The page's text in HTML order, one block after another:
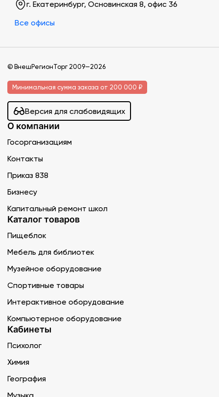
г. Екатеринбург, Основинская 8, офис 36
Все офисы
© ВнешРегионТорг 2009—2026
Минимальная сумма заказа от 200 000 ₽
Версия для слабовидящих
О компании
Госорганизациям
Контакты
Приказ 838
Бизнесу
Капитальный ремонт школ
Каталог товаров
Пищеблок
Мебель для библиотек
Музейное оборудование
Спортивные товары
Интерактивное оборудование
Компьютерное оборудование
Кабинеты
Психолог
Химия
География